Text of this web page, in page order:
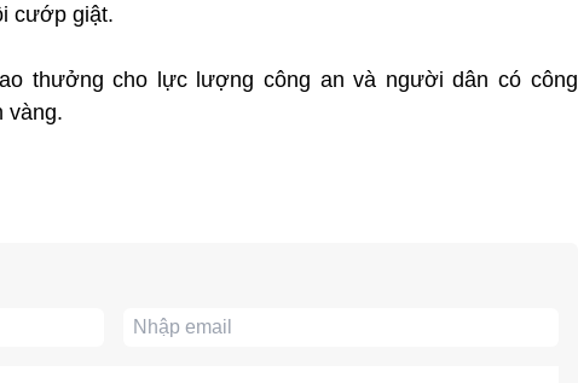
cướp giật.
thưởng cho lực lượng công an và người dân có công
vàng.